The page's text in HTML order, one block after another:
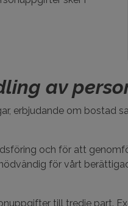
av
erbjudande om bostad
och för att
för vårt
till tredje part.